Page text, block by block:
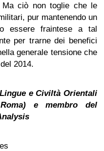
ciò non toglie che le
pur mantenendo un
essere fraintese a tal
per trarne dei benefici
generale tensione che
2014.
e Civiltà Orientali
e membro del